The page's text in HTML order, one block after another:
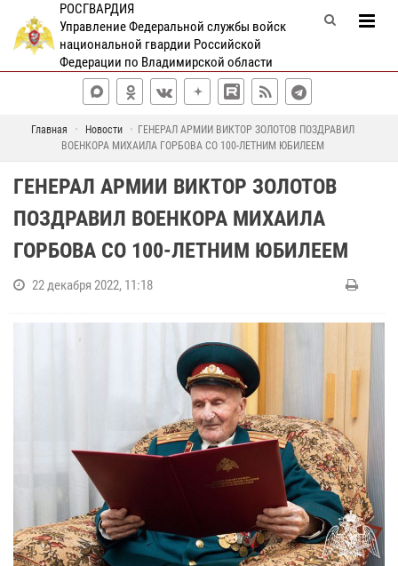
РОСГВАРДИЯ
Управление Федеральной службы войск
национальной гвардии Российской
Федерации по Владимирской области
Главная Новости
ГЕНЕРАЛ АРМИИ ВИКТОР ЗОЛОТОВ ПОЗДРАВИЛ
ВОЕНКОРА МИХАИЛА ГОРБОВА СО 100-ЛЕТНИМ ЮБИЛЕЕМ
ГЕНЕРАЛ АРМИИ ВИКТОР ЗОЛОТОВ
ПОЗДРАВИЛ ВОЕНКОРА МИХАИЛА
ГОРБОВА СО 100-ЛЕТНИМ ЮБИЛЕЕМ
22 декабря 2022, 11:18